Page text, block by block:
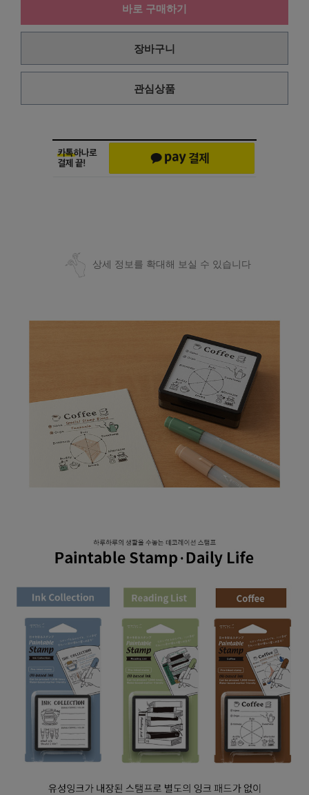
바로 구매하기
장바구니
관심상품
상세 정보를 확대해 보실 수 있습니다